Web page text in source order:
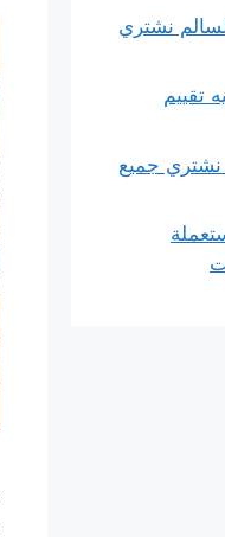
نشتري
تقييم
نشتري جميع